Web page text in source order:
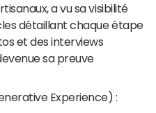
a vu sa visibilité
détaillant chaque étape
et des interviews
sa preuve
Experience) :